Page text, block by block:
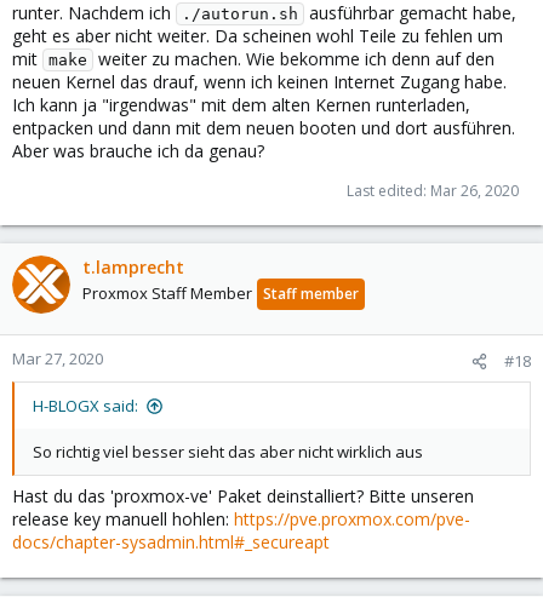
runter. Nachdem ich
./autorun.sh
ausführbar gemacht habe,
geht es aber nicht weiter. Da scheinen wohl Teile zu fehlen um
mit make
weiter zu machen. Wie bekomme ich denn auf den
neuen Kernel das drauf, wenn ich keinen Internet Zugang habe.
Ich kann ja "irgendwas" mit dem alten Kernen runterladen,
entpacken und dann mit dem neuen booten und dort ausführen.
Aber was brauche ich da genau?
Last edited: Mar 26, 2020
t.lamprecht
Proxmox Staff Member Staff member
Mar 27, 2020 #18
H-BLOGX said:
So richtig viel besser sieht das aber nicht wirklich aus
Hast du das 'proxmox-ve' Paket deinstalliert? Bitte unseren
release key manuell hohlen: https://pve.proxmox.com/pve-
docs/chapter-sysadmin.html#_secureapt